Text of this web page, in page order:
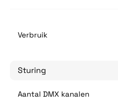
Verbruik
Sturing
Aantal DMX kanalen